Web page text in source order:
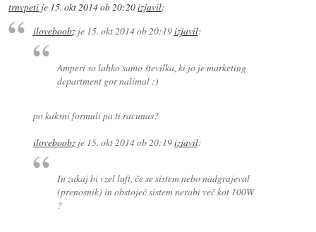
trnvpeti je 15. okt 2014 ob 20:20izjavil:
iloveboobzje 15. okt 2014 ob 20:19izjavil:
Amperi so lahko samo številka, ki jo je marketing
department gor nalimal :)
po kaksni formuli pa ti racunas?
iloveboobzje 15. okt 2014 ob 20:19izjavil:
In zakaj bi vzel luft, če se sistem nebo nadgrajeval
(prenosnik) in obstoječ sistem nerabi več kot 100W
?